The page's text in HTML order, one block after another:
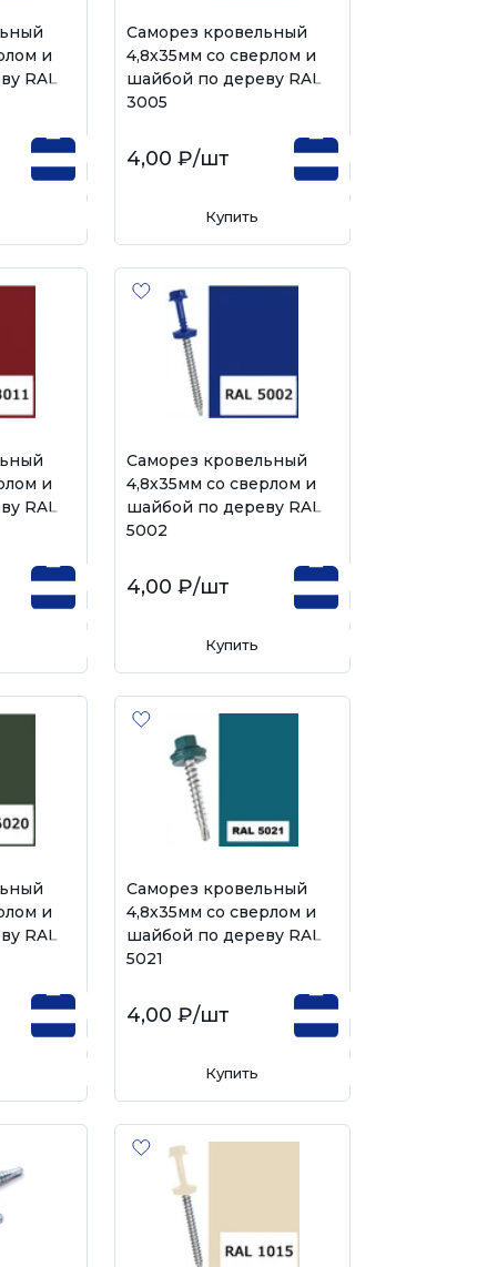
и
RAL
Саморез кровельный
4,8х35мм со сверлом и
шайбой по дереву RAL
3005
4,00 ₽/шт
Купить
и
RAL
Саморез кровельный
4,8х35мм со сверлом и
шайбой по дереву RAL
5002
4,00 ₽/шт
Купить
и
RAL
Саморез кровельный
4,8х35мм со сверлом и
шайбой по дереву RAL
5021
4,00 ₽/шт
Купить